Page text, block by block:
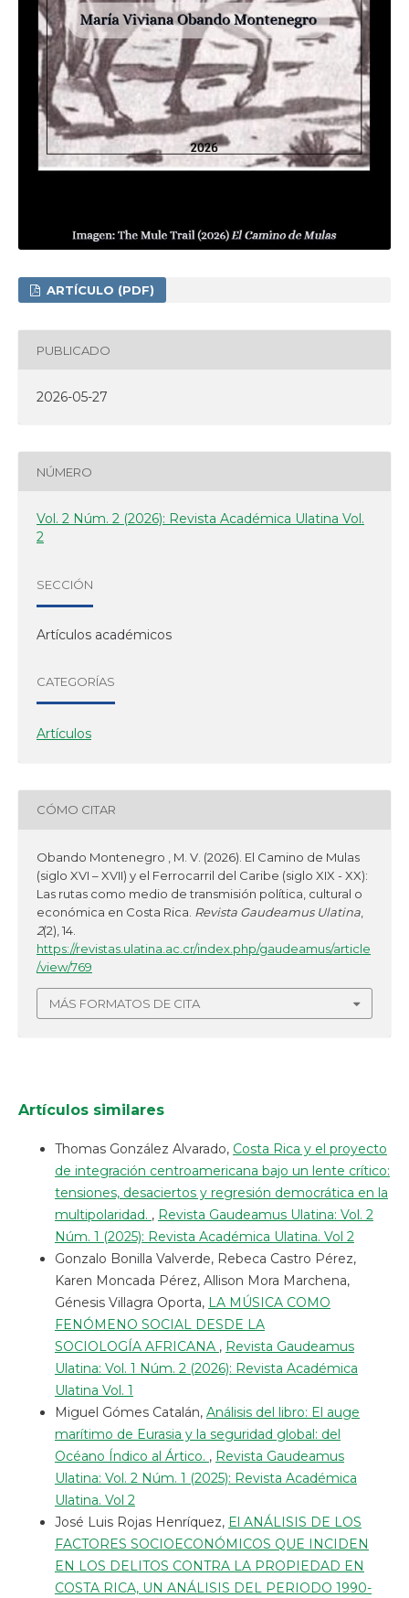
ARTÍCULO (PDF)
PUBLICADO
2026-05-27
NÚMERO
Vol. 2 Núm. 2 (2026): Revista Académica Ulatina Vol.
2
SECCIÓN
Artículos académicos
CATEGORÍAS
Artículos
CÓMO CITAR
Obando Montenegro , M. V. (2026). El Camino de Mulas
(siglo XVI – XVII) y el Ferrocarril del Caribe (siglo XIX - XX):
Las rutas como medio de transmisión política, cultural o
económica en Costa Rica. Revista Gaudeamus Ulatina,
2(2), 14.
https://revistas.ulatina.ac.cr/index.php/gaudeamus/article
/view/769
MÁS FORMATOS DE CITA
Artículos similares
Thomas González Alvarado, Costa Rica y el proyecto
de integración centroamericana bajo un lente crítico:
tensiones, desaciertos y regresión democrática en la
multipolaridad. , Revista Gaudeamus Ulatina: Vol. 2
Núm. 1 (2025): Revista Académica Ulatina. Vol 2
Gonzalo Bonilla Valverde, Rebeca Castro Pérez,
Karen Moncada Pérez, Allison Mora Marchena,
Génesis Villagra Oporta, LA MÚSICA COMO
FENÓMENO SOCIAL DESDE LA
SOCIOLOGÍA AFRICANA , Revista Gaudeamus
Ulatina: Vol. 1 Núm. 2 (2026): Revista Académica
Ulatina Vol. 1
Miguel Gómes Catalán, Análisis del libro: El auge
marítimo de Eurasia y la seguridad global: del
Océano Índico al Ártico. , Revista Gaudeamus
Ulatina: Vol. 2 Núm. 1 (2025): Revista Académica
Ulatina. Vol 2
José Luis Rojas Henríquez, El ANÁLISIS DE LOS
FACTORES SOCIOECONÓMICOS QUE INCIDEN
EN LOS DELITOS CONTRA LA PROPIEDAD EN
COSTA RICA, UN ANÁLISIS DEL PERIODO 1990-